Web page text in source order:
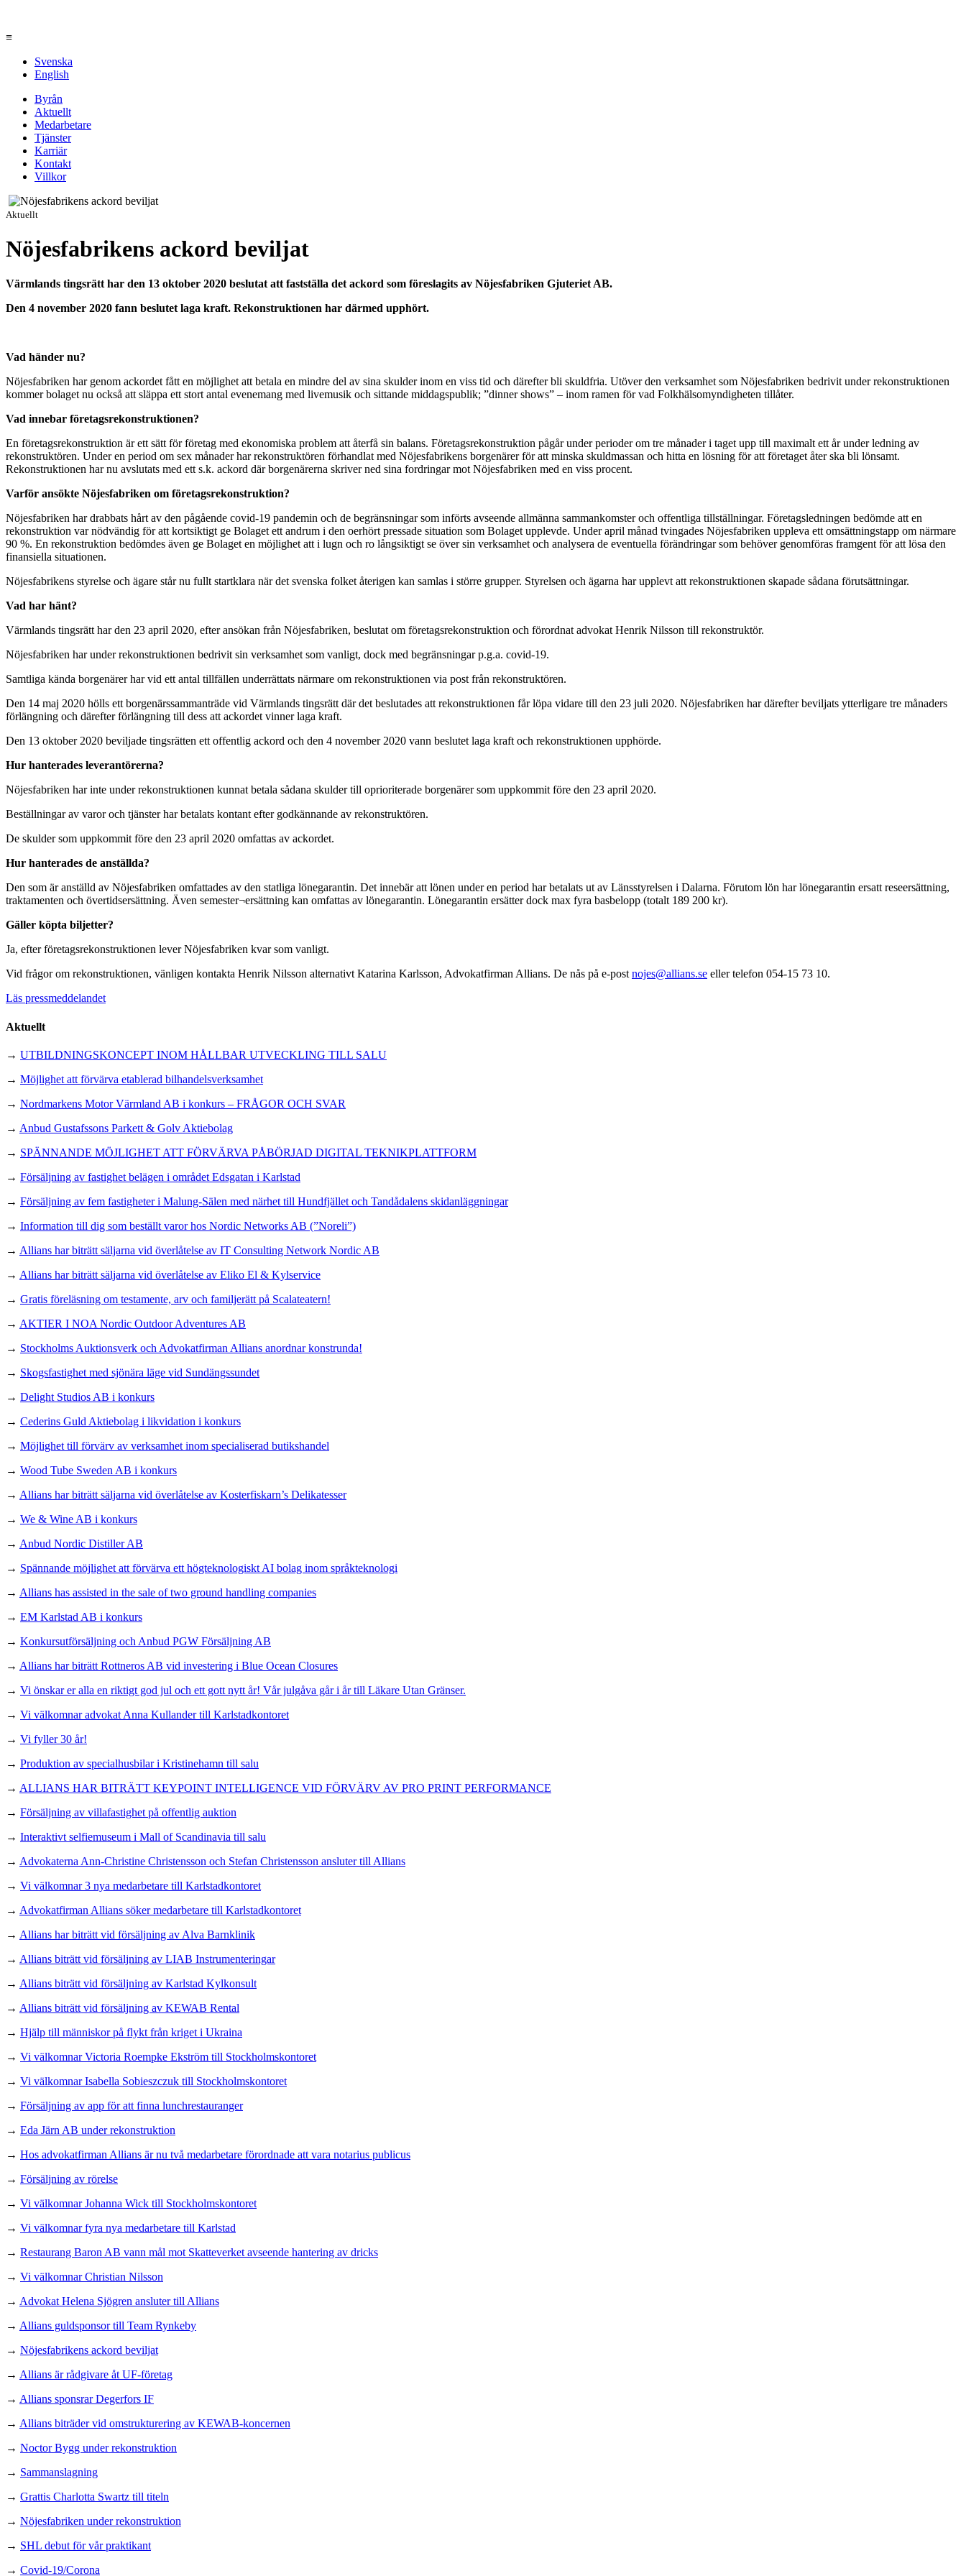
≡
Svenska
English
Byrån
Aktuellt
Medarbetare
Tjänster
Karriär
Kontakt
Villkor
Aktuellt
Nöjesfabrikens ackord beviljat
Värmlands tingsrätt har den 13 oktober 2020 beslutat att fastställa det ackord som föreslagits av Nöjesfabriken Gjuteriet AB.
Den 4 november 2020 fann beslutet laga kraft. Rekonstruktionen har därmed upphört.
Vad händer nu?
Nöjesfabriken har genom ackordet fått en möjlighet att betala en mindre del av sina skulder inom en viss tid och därefter bli skuldfria. Utöver den verksamhet som Nöjesfabriken bedrivit under rekonstruktionen
kommer bolaget nu också att släppa ett stort antal evenemang med livemusik och sittande middagspublik; ”dinner shows” – inom ramen för vad Folkhälsomyndigheten tillåter.
Vad innebar företagsrekonstruktionen?
En företagsrekonstruktion är ett sätt för företag med ekonomiska problem att återfå sin balans. Företagsrekonstruktion pågår under perioder om tre månader i taget upp till maximalt ett år under ledning av
rekonstruktören. Under en period om sex månader har rekonstruktören förhandlat med Nöjesfabrikens borgenärer för att minska skuldmassan och hitta en lösning för att företaget åter ska bli lönsamt.
Rekonstruktionen har nu avslutats med ett s.k. ackord där borgenärerna skriver ned sina fordringar mot Nöjesfabriken med en viss procent.
Varför ansökte Nöjesfabriken om företagsrekonstruktion?
Nöjesfabriken har drabbats hårt av den pågående covid-19 pandemin och de begränsningar som införts avseende allmänna sammankomster och offentliga tillställningar. Företagsledningen bedömde att en
rekonstruktion var nödvändig för att kortsiktigt ge Bolaget ett andrum i den oerhört pressade situation som Bolaget upplevde. Under april månad tvingades Nöjesfabriken uppleva ett omsättningstapp om närmare
90 %. En rekonstruktion bedömdes även ge Bolaget en möjlighet att i lugn och ro långsiktigt se över sin verksamhet och analysera de eventuella förändringar som behöver genomföras framgent för att lösa den
finansiella situationen.
Nöjesfabrikens styrelse och ägare står nu fullt startklara när det svenska folket återigen kan samlas i större grupper. Styrelsen och ägarna har upplevt att rekonstruktionen skapade sådana förutsättningar.
Vad har hänt?
Värmlands tingsrätt har den 23 april 2020, efter ansökan från Nöjesfabriken, beslutat om företagsrekonstruktion och förordnat advokat Henrik Nilsson till rekonstruktör.
Nöjesfabriken har under rekonstruktionen bedrivit sin verksamhet som vanligt, dock med begränsningar p.g.a. covid-19.
Samtliga kända borgenärer har vid ett antal tillfällen underrättats närmare om rekonstruktionen via post från rekonstruktören.
Den 14 maj 2020 hölls ett borgenärssammanträde vid Värmlands tingsrätt där det beslutades att rekonstruktionen får löpa vidare till den 23 juli 2020. Nöjesfabriken har därefter beviljats ytterligare tre månaders
förlängning och därefter förlängning till dess att ackordet vinner laga kraft.
Den 13 oktober 2020 beviljade tingsrätten ett offentlig ackord och den 4 november 2020 vann beslutet laga kraft och rekonstruktionen upphörde.
Hur hanterades leverantörerna?
Nöjesfabriken har inte under rekonstruktionen kunnat betala sådana skulder till oprioriterade borgenärer som uppkommit före den 23 april 2020.
Beställningar av varor och tjänster har betalats kontant efter godkännande av rekonstruktören.
De skulder som uppkommit före den 23 april 2020 omfattas av ackordet.
Hur hanterades de anställda?
Den som är anställd av Nöjesfabriken omfattades av den statliga lönegarantin. Det innebär att lönen under en period har betalats ut av Länsstyrelsen i Dalarna. Förutom lön har lönegarantin ersatt reseersättning,
traktamenten och övertidsersättning. Även semester¬ersättning kan omfattas av lönegarantin. Lönegarantin ersätter dock max fyra basbelopp (totalt 189 200 kr).
Gäller köpta biljetter?
Ja, efter företagsrekonstruktionen lever Nöjesfabriken kvar som vanligt.
Vid frågor om rekonstruktionen, vänligen kontakta Henrik Nilsson alternativt Katarina Karlsson, Advokatfirman Allians. De nås på e-postnojes@allians.se eller telefon 054-15 73 10.
Läs pressmeddelandet
Aktuellt
→ UTBILDNINGSKONCEPT INOM HÅLLBAR UTVECKLING TILL SALU
→ Möjlighet att förvärva etablerad bilhandelsverksamhet
→ Nordmarkens Motor Värmland AB i konkurs – FRÅGOR OCH SVAR
→ Anbud Gustafssons Parkett & Golv Aktiebolag
→ SPÄNNANDE MÖJLIGHET ATT FÖRVÄRVA PÅBÖRJAD DIGITAL TEKNIKPLATTFORM
→ Försäljning av fastighet belägen i området Edsgatan i Karlstad
→ Försäljning av fem fastigheter i Malung-Sälen med närhet till Hundfjället och Tandådalens skidanläggningar
→ Information till dig som beställt varor hos Nordic Networks AB (”Noreli”)
→ Allians har biträtt säljarna vid överlåtelse av IT Consulting Network Nordic AB
→ Allians har biträtt säljarna vid överlåtelse av Eliko El & Kylservice
→ Gratis föreläsning om testamente, arv och familjerätt på Scalateatern!
→ AKTIER I NOA Nordic Outdoor Adventures AB
→ Stockholms Auktionsverk och Advokatfirman Allians anordnar konstrunda!
→ Skogsfastighet med sjönära läge vid Sundängssundet
→ Delight Studios AB i konkurs
→ Cederins Guld Aktiebolag i likvidation i konkurs
→ Möjlighet till förvärv av verksamhet inom specialiserad butikshandel
→ Wood Tube Sweden AB i konkurs
→ Allians har biträtt säljarna vid överlåtelse av Kosterfiskarn’s Delikatesser
→ We & Wine AB i konkurs
→ Anbud Nordic Distiller AB
→ Spännande möjlighet att förvärva ett högteknologiskt AI bolag inom språkteknologi
→ Allians has assisted in the sale of two ground handling companies
→ EM Karlstad AB i konkurs
→ Konkursutförsäljning och Anbud PGW Försäljning AB
→ Allians har biträtt Rottneros AB vid investering i Blue Ocean Closures
→ Vi önskar er alla en riktigt god jul och ett gott nytt år! Vår julgåva går i år till Läkare Utan Gränser.
→ Vi välkomnar advokat Anna Kullander till Karlstadkontoret
→ Vi fyller 30 år!
→ Produktion av specialhusbilar i Kristinehamn till salu
→ ALLIANS HAR BITRÄTT KEYPOINT INTELLIGENCE VID FÖRVÄRV AV PRO PRINT PERFORMANCE
→ Försäljning av villafastighet på offentlig auktion
→ Interaktivt selfiemuseum i Mall of Scandinavia till salu
→ Advokaterna Ann-Christine Christensson och Stefan Christensson ansluter till Allians
→ Vi välkomnar 3 nya medarbetare till Karlstadkontoret
→ Advokatfirman Allians söker medarbetare till Karlstadkontoret
→ Allians har biträtt vid försäljning av Alva Barnklinik
→ Allians biträtt vid försäljning av LIAB Instrumenteringar
→ Allians biträtt vid försäljning av Karlstad Kylkonsult
→ Allians biträtt vid försäljning av KEWAB Rental
→ Hjälp till människor på flykt från kriget i Ukraina
→ Vi välkomnar Victoria Roempke Ekström till Stockholmskontoret
→ Vi välkomnar Isabella Sobieszczuk till Stockholmskontoret
→ Försäljning av app för att finna lunchrestauranger
→ Eda Järn AB under rekonstruktion
→ Hos advokatfirman Allians är nu två medarbetare förordnade att vara notarius publicus
→ Försäljning av rörelse
→ Vi välkomnar Johanna Wick till Stockholmskontoret
→ Vi välkomnar fyra nya medarbetare till Karlstad
→ Restaurang Baron AB vann mål mot Skatteverket avseende hantering av dricks
→ Vi välkomnar Christian Nilsson
→ Advokat Helena Sjögren ansluter till Allians
→ Allians guldsponsor till Team Rynkeby
→ Nöjesfabrikens ackord beviljat
→ Allians är rådgivare åt UF-företag
→ Allians sponsrar Degerfors IF
→ Allians biträder vid omstrukturering av KEWAB-koncernen
→ Noctor Bygg under rekonstruktion
→ Sammanslagning
→ Grattis Charlotta Swartz till titeln
→ Nöjesfabriken under rekonstruktion
→ SHL debut för vår praktikant
→ Covid-19/Corona